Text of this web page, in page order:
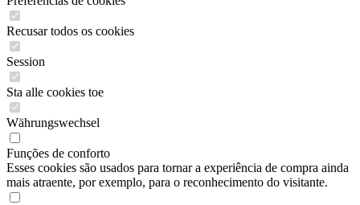
Recusar todos os cookies
Session
Sta alle cookies toe
Währungswechsel
Funções de conforto
Esses cookies são usados para tornar a experiência de compra ainda
mais atraente, por exemplo, para o reconhecimento do visitante.